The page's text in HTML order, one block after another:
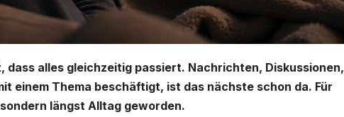
dass alles gleichzeitig passiert. Nachrichten, Diskussionen,
einem Thema beschäftigt, ist das nächste schon da. Für
längst Alltag geworden.